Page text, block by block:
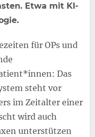
Etwa mit KI-
für OPs und
Das
steht vor
im Zeitalter einer
wird auch
unterstützen